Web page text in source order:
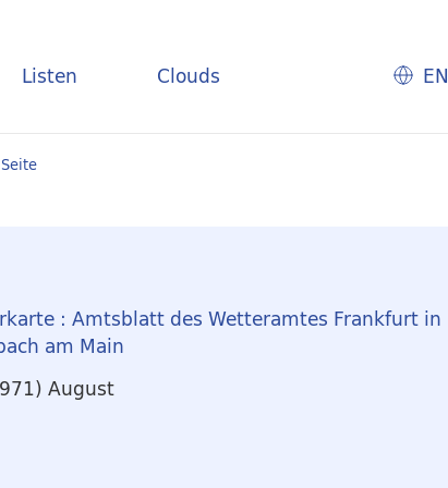
Listen Clouds EN
Seite
: Amtsblatt des Wetteramtes Frankfurt in
am Main
August